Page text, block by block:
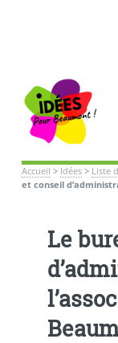
Accueil > Idées> Liste
et conseil
Le